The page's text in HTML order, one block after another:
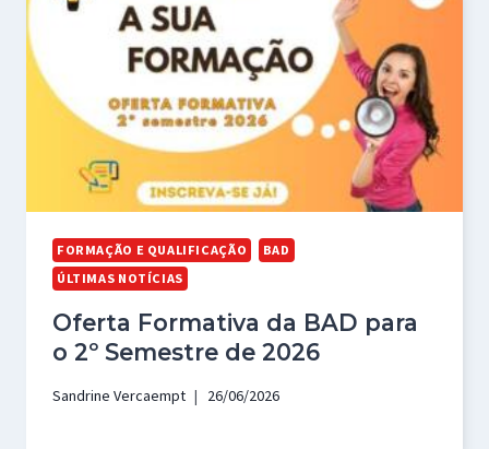
FORMAÇÃO E QUALIFICAÇÃO
BAD
ÚLTIMAS NOTÍCIAS
Oferta Formativa da BAD para
o 2º Semestre de 2026
Sandrine Vercaempt 26/06/2026